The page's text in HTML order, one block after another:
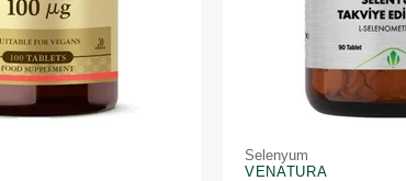
Selenyum
VENATURA